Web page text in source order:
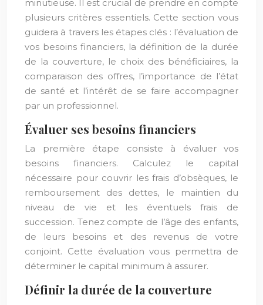
minutieuse. Il est crucial de prendre en compte
plusieurs critères essentiels. Cette section vous
guidera à travers les étapes clés : l’évaluation de
vos besoins financiers, la définition de la durée
de la couverture, le choix des bénéficiaires, la
comparaison des offres, l’importance de l’état
de santé et l’intérêt de se faire accompagner
par un professionnel.
Évaluer ses besoins financiers
La première étape consiste à évaluer vos
besoins financiers. Calculez le capital
nécessaire pour couvrir les frais d’obsèques, le
remboursement des dettes, le maintien du
niveau de vie et les éventuels frais de
succession. Tenez compte de l’âge des enfants,
de leurs besoins et des revenus de votre
conjoint. Cette évaluation vous permettra de
déterminer le capital minimum à assurer.
Définir la durée de la couverture